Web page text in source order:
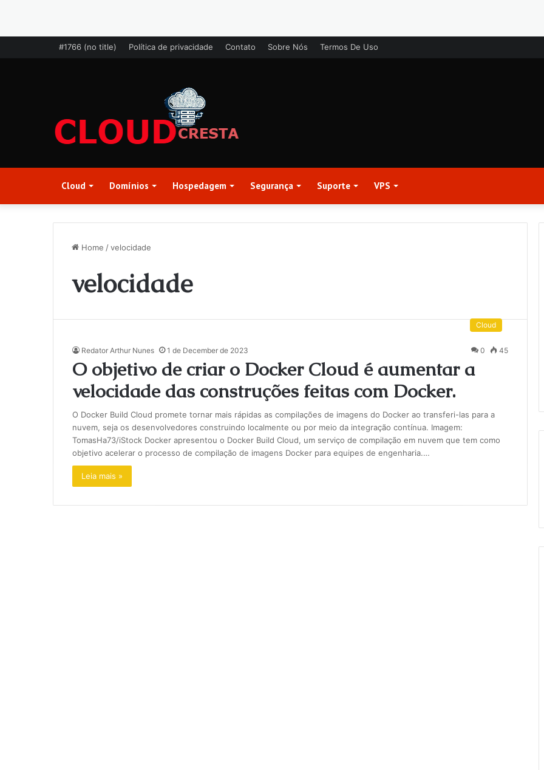
#1766 (no title) Política de privacidade Contato Sobre Nós Termos De Uso
Cloud Domínios Hospedagem Segurança Suporte VPS
Home /velocidade
velocidade
Cloud
Redator Arthur Nunes 1 de December de 2023 0 45
O objetivo de criar o Docker Cloud é aumentar a
velocidade das construções feitas com Docker.
O Docker Build Cloud promete tornar mais rápidas as compilações de imagens do Docker ao transferi-las para a
nuvem, seja os desenvolvedores construindo localmente ou por meio da integração contínua. Imagem:
TomasHa73/iStock Docker apresentou o Docker Build Cloud, um serviço de compilação em nuvem que tem como
objetivo acelerar o processo de compilação de imagens Docker para equipes de engenharia.…
Leia mais »